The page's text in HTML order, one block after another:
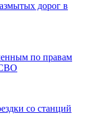
дорог в
по правам
СВО
со станций